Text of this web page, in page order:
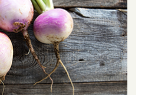
cousins et ma grand-
mère. Nous avons
nous avons donc
et l’étaler sur nos
la tire ne colle pas à
le tirions jusqu’à ce
couleur en blanc, puis